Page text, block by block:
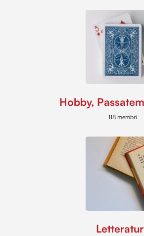
Hobby,
118 membri